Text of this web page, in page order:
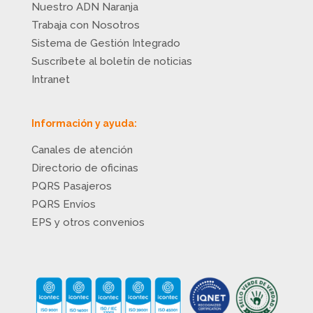
Nuestro ADN Naranja
Trabaja con Nosotros
Sistema de Gestión Integrado
Suscríbete al boletín de noticias
Intranet
Información y ayuda:
Canales de atención
Directorio de oficinas
PQRS Pasajeros
PQRS Envíos
EPS y otros convenios